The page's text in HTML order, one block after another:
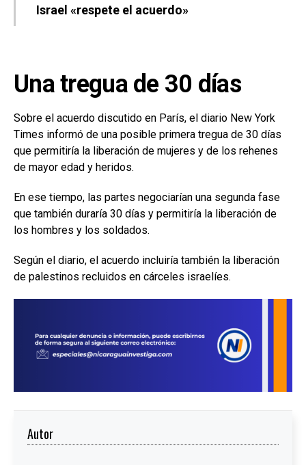
Israel «respete el acuerdo»
Una tregua de 30 días
Sobre el acuerdo discutido en París, el diario New York
Times informó de una posible primera tregua de 30 días
que permitiría la liberación de mujeres y de los rehenes
de mayor edad y heridos.
En ese tiempo, las partes negociarían una segunda fase
que también duraría 30 días y permitiría la liberación de
los hombres y los soldados.
Según el diario, el acuerdo incluiría también la liberación
de palestinos recluidos en cárceles israelíes.
Autor